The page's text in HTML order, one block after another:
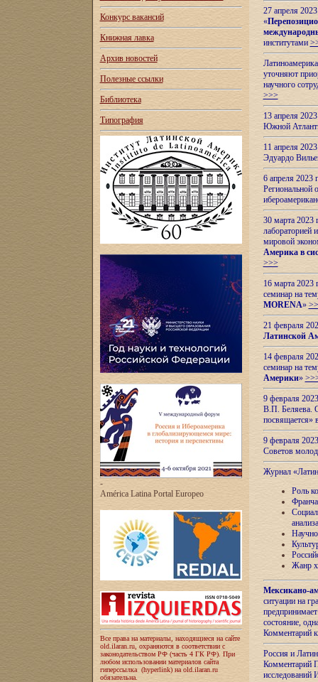
Конкурс вакансий
Книжная лавка
Архив новостей
Полезные ссылки
Библиотека
Типография
-
América Latina Portal Europeo
Все права на материалы, находящиеся на сайте
old.ilaran.ru, охраняются в соответствии с
законодательством РФ (часть 4 ГК РФ). При
любом использовании материалов сайта
гиперссылка (hyperlink) на old.ilaran.ru
обязательна.
27 апреля
«
институтами
уточняют
научного
>>>
13 апреля
Южной
11 апреля
Эдуардо
6 апреля
Региональной
30 марта 2023
лабораторией
мировой
Америка в
>>>
16 марта 2023
семинар на
MORENA»
21 февраля
Латинской
14 февраля
семинар на
Америки»
9 февраля
В.П. Беляева.
посвящается»
9 февраля
Советов
Журнал
Роль
анализа
Жанр
Мексикано-
ситуации на
состояние,
Комментарий
Россия и
Комментарий